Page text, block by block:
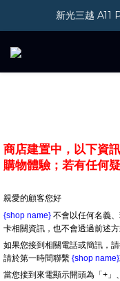
加入
新光三越
加
商店建置中，以下資
購物體驗；若有任何
親愛的顧客您好
{shop name} 不會以任何名義
卡相關資訊，也不會透過前述
如果您接到相關電話或簡訊，
請於第一時間聯繫 {shop name}
當您接到來電顯示開頭為「+